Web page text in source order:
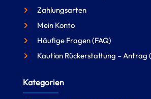
Zahlungsarten
Mein Konto
Häufige Fragen (FAQ)
Kaution Rückerstattung – Antrag
Kategorien